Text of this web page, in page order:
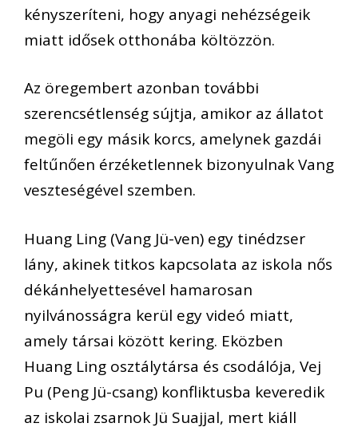
kényszeríteni, hogy anyagi nehézségeik
miatt idősek otthonába költözzön.
Az öregembert azonban további
szerencsétlenség sújtja, amikor az állatot
megöli egy másik korcs, amelynek gazdái
feltűnően érzéketlennek bizonyulnak Vang
veszteségével szemben.
Huang Ling (Vang Jü-ven) egy tinédzser
lány, akinek titkos kapcsolata az iskola nős
dékánhelyettesével hamarosan
nyilvánosságra kerül egy videó miatt,
amely társai között kering. Eközben
Huang Ling osztálytársa és csodálója, Vej
Pu (Peng Jü-csang) konfliktusba keveredik
az iskolai zsarnok Jü Suajjal, mert kiáll